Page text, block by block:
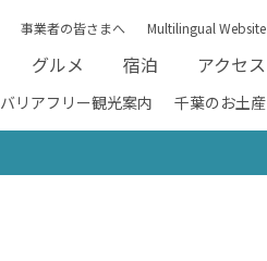
事業者の皆さまへ Multilingual Website
グルメ 宿泊 アクセス
バリアフリー観光案内 千葉のお土産